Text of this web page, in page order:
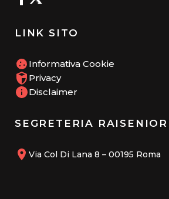
LINK SITO
Informativa Cookie
Privacy
Disclaimer
SEGRETERIA RAISENIOR
Via Col Di Lana 8 – 00195 Roma